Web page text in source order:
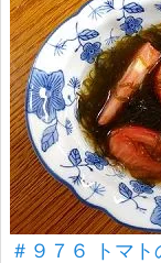
＃９７６ トマト